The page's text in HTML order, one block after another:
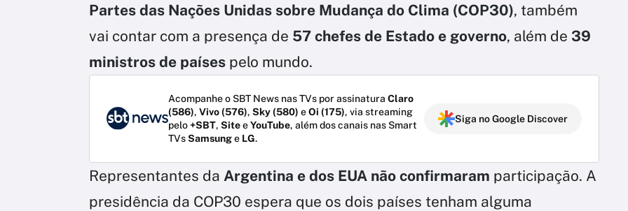
Partes das Nações Unidas sobre Mudança do Clima (COP30), também
vai contar com a presença de 57 chefes de Estado e governo, além de 39
ministros de países pelo mundo.
Acompanhe o SBT News nas TVs por assinatura Claro
(586), Vivo (576), Sky (580) eOi (175), via streaming
pelo+SBT, SiteeYouTube, além dos canais nas Smart
TVsSamsunge LG.
Siga no Google Discover
Representantes da Argentina e dos EUA não confirmaram participação. A
presidência da COP30 espera que os dois países tenham alguma